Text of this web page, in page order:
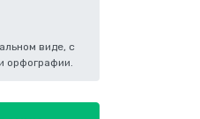
виде, с
орфографии.